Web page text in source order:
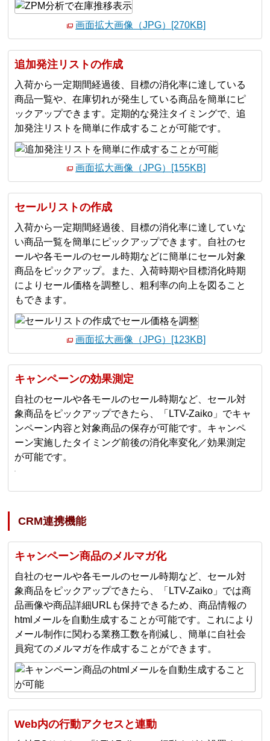
画面拡大画像（JPG）[270KB]
追加発注リストの作成
入荷から一定期間経過後、目標の消化率に達している
商品一覧や、在庫切れが発生している商品を簡単にピ
ックアップできます。定期的な発注タイミングで、追
加発注リストを簡単に作成することが可能です。
画面拡大画像（JPG）[155KB]
セールリストの作成
入荷から一定期間経過後、目標の消化率に達していな
い商品一覧を簡単にピックアップできます。自社のセ
ールや各モールのセール時期などに簡単にセール対象
商品をピックアップ。また、入荷時期や目標消化時期
によりセール価格を調整し、粗利率の向上を図ること
もできます。
画面拡大画像（JPG）[123KB]
キャンペーンの効果測定
自社のセールや各モールのセール時期など、セール対
象商品をピックアップできたら、「LTV-Zaiko」でキャ
ンペーン内容と対象商品の保存が可能です。キャンペ
ーン実施したタイミング前後の消化率変化／効果測定
が可能です。
CRM連携機能
キャンペーン商品のメルマガ化
自社のセールや各モールのセール時期など、セール対
象商品をピックアップできたら、「LTV-Zaiko」では商
品画像や商品詳細URLも保持できるため、商品情報の
htmlメールを自動生成することが可能です。これにより
メール制作に関わる業務工数を削減し、簡単に自社会
員宛てのメルマガを作成することができます。
Web内の行動アクセスと連動